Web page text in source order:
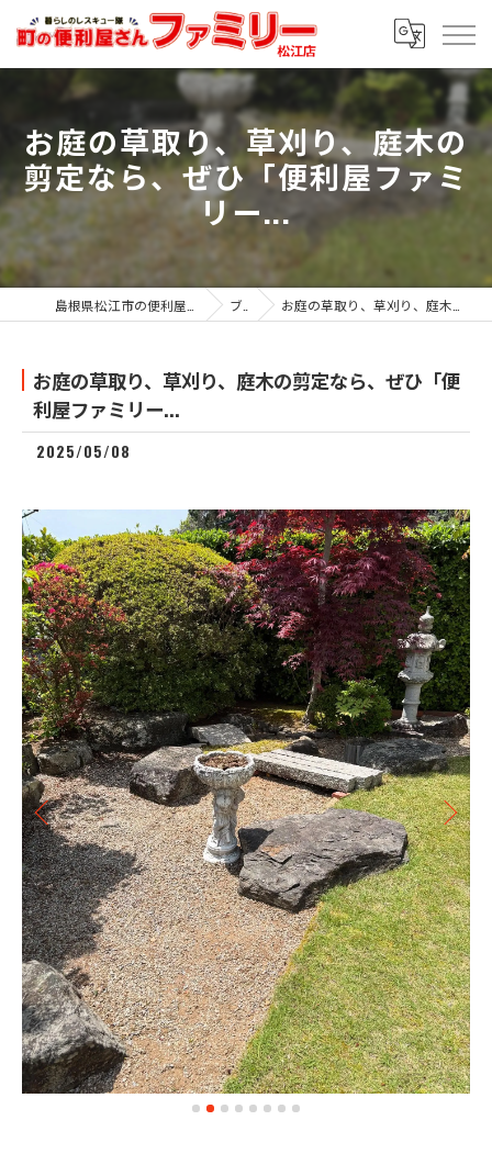
お庭の草取り、草刈り、庭木の
剪定なら、ぜひ「便利屋ファミ
リー...
ブログ お庭の草取り、草刈り、庭木の剪定なら、ぜひ「便利屋ファミリー...
お庭の草取り、草刈り、庭木の剪定なら、ぜひ「便
利屋ファミリー...
2025/05/08